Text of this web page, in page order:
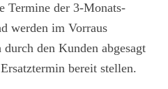
Termine der 3-Monats-
werden im Vorraus
den Kunden abgesagt
bereit stellen.